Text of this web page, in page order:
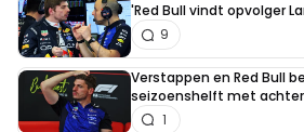
'Red Bull vindt opvolger
9
Verstappen en Red Bull
seizoenshelft met
1